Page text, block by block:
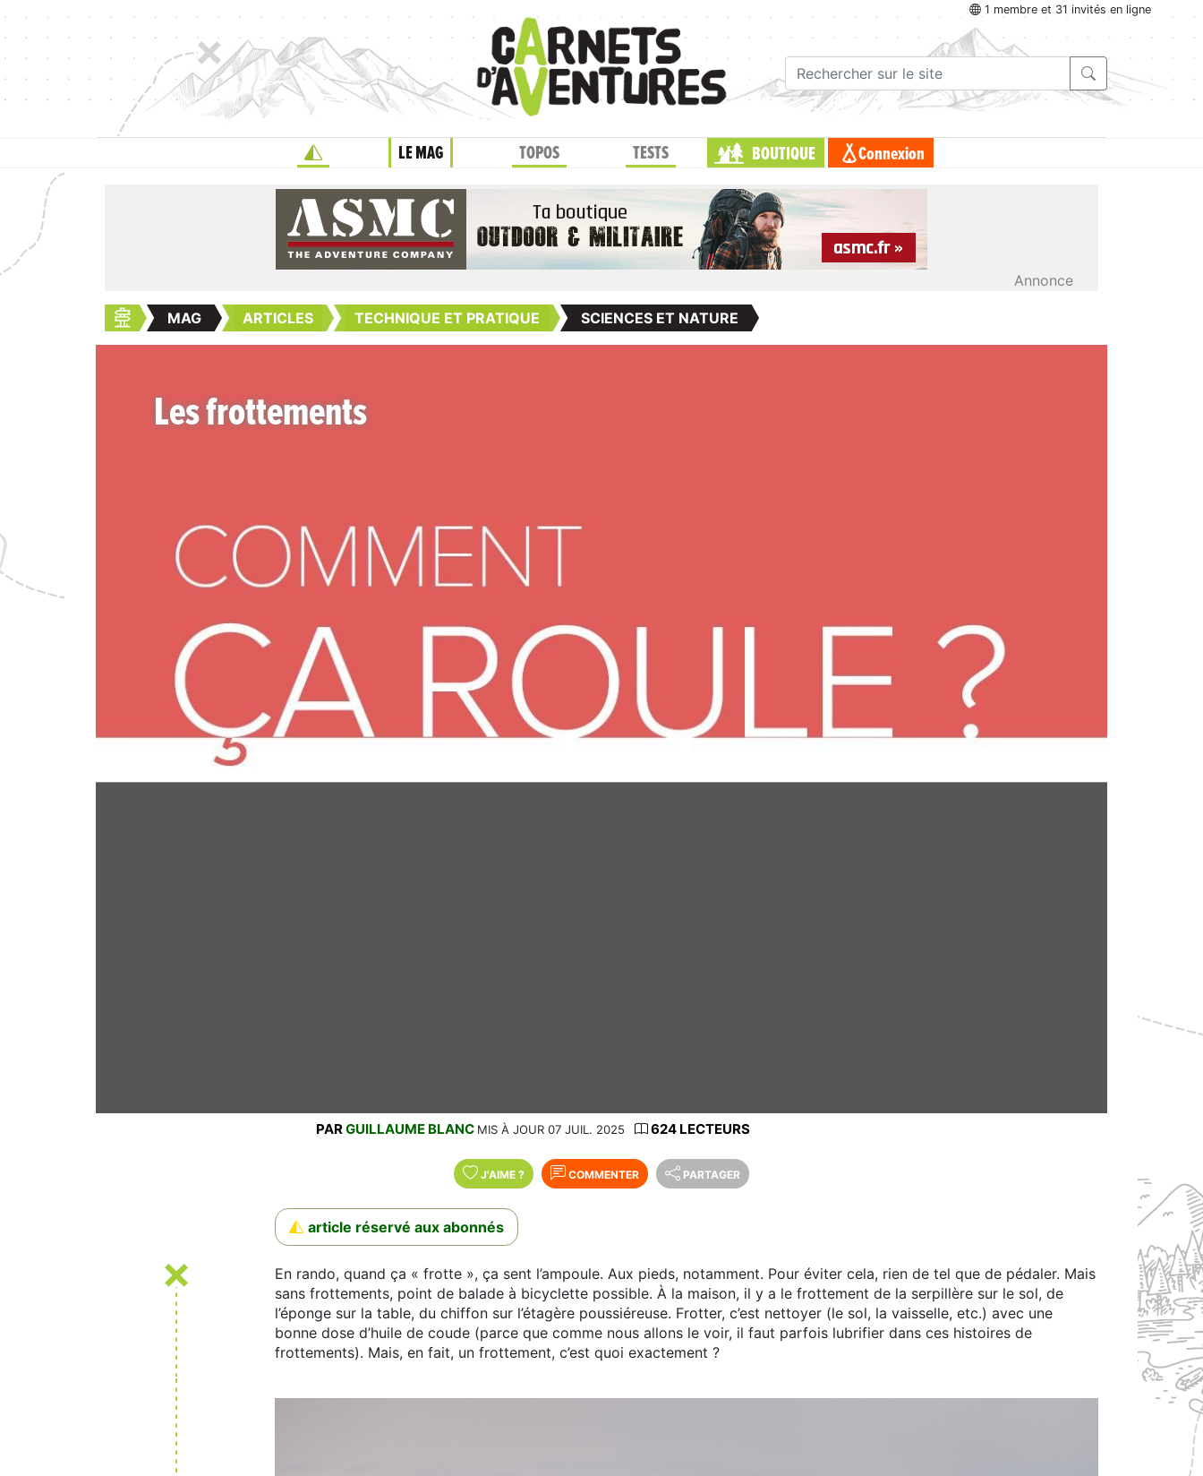
1 membre et 31 invités en ligne
LE MAG TOPOS TESTS BOUTIQUE Connexion
Annonce
MAG ARTICLES TECHNIQUE ET PRATIQUE SCIENCES ET NATURE
Les frottements
PARGUILLAUME BLANC MIS À JOUR 07 JUIL. 2025 624 LECTEURS
J'AIME ? COMMENTER PARTAGER
article réservé aux abonnés
En rando, quand ça « frotte », ça sent l’ampoule. Aux pieds, notamment. Pour éviter cela, rien de tel que de pédaler. Mais
sans frottements, point de balade à bicyclette possible. À la maison, il y a le frottement de la serpillère sur le sol, de
l’éponge sur la table, du chiffon sur l’étagère poussiéreuse. Frotter, c’est nettoyer (le sol, la vaisselle, etc.) avec une
bonne dose d’huile de coude (parce que comme nous allons le voir, il faut parfois lubrifier dans ces histoires de
frottements). Mais, en fait, un frottement, c’est quoi exactement ?